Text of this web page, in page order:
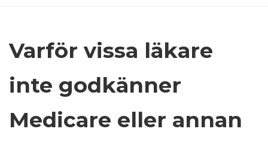
Varför vissa läkare
inte godkänner
Medicare eller annan